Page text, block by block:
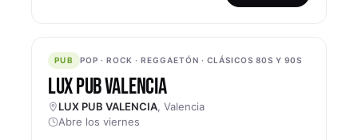
PUB
PUB POP · ROCK · REGGAETÓN · CLÁSICOS 80S Y 90S
LUX PUB VALENCIA
LUX PUB VALENCIA, Valencia
Abre los viernes